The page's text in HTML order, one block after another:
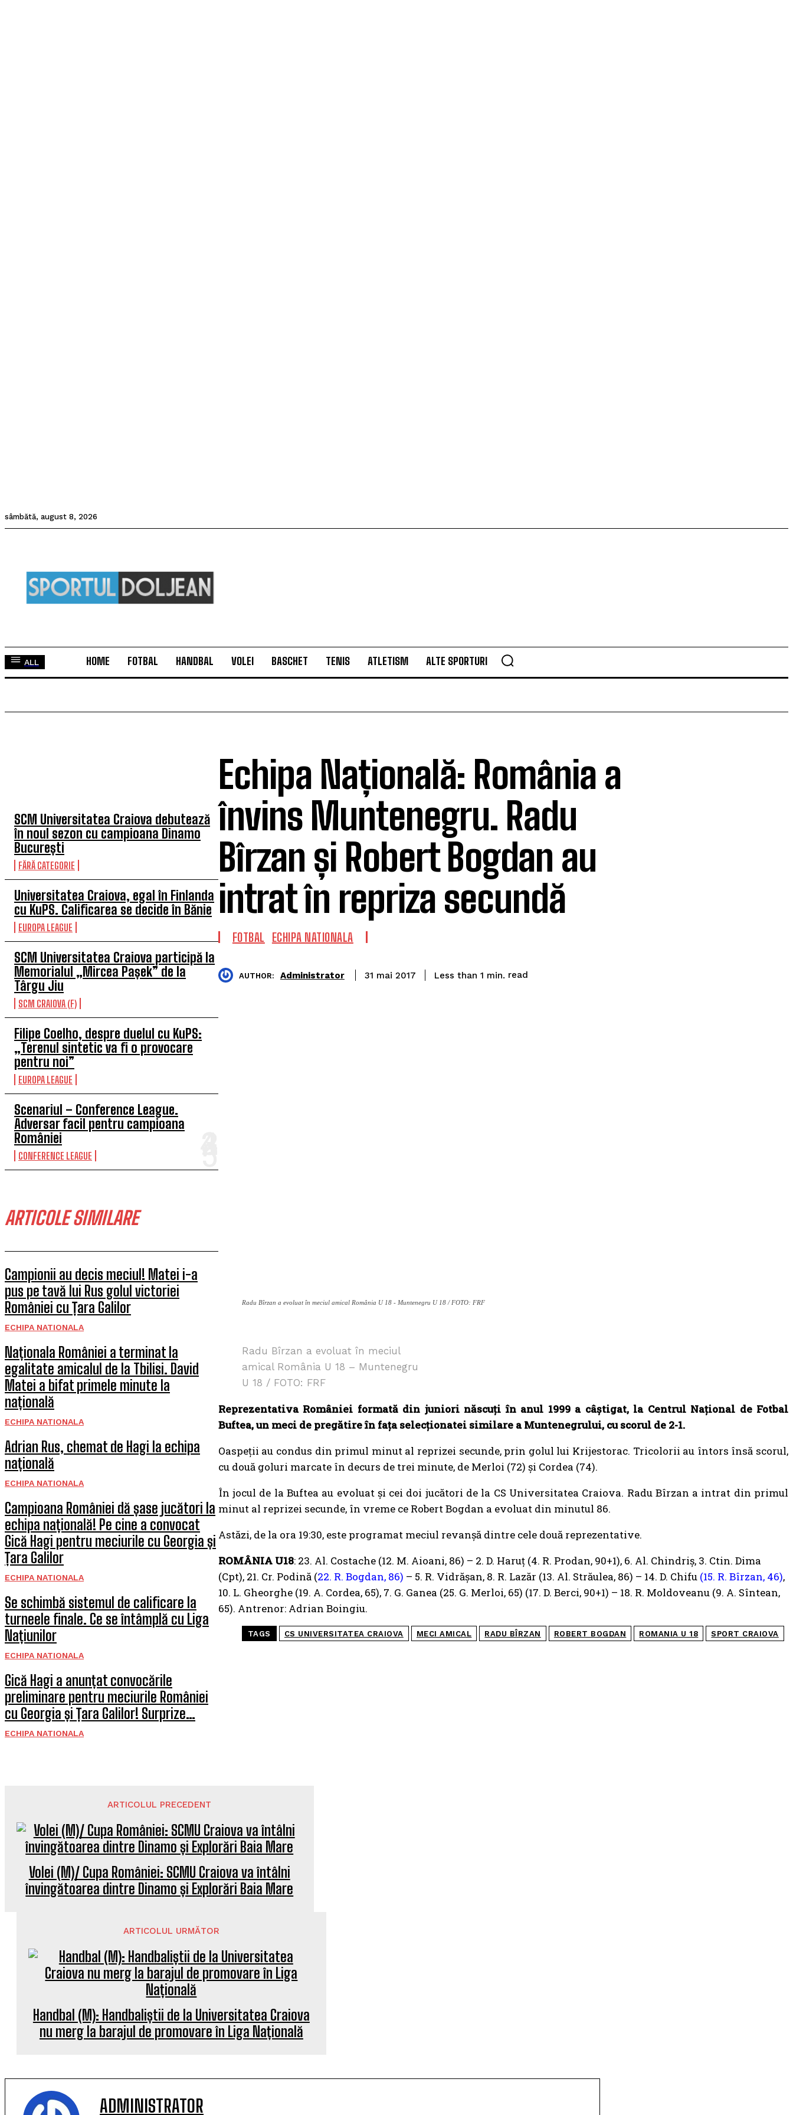
sâmbătă, august 8, 2026
ALL HOME FOTBAL HANDBAL VOLEI BASCHET TENIS ATLETISM ALTE SPORTURI
SCM Universitatea Craiova debutează
în noul sezon cu campioana Dinamo
București
FĂRĂ CATEGORIE
Universitatea Craiova, egal în Finlanda
cu KuPS. Calificarea se decide în Bănie
EUROPA LEAGUE
SCM Universitatea Craiova participă la
Memorialul „Mircea Pașek” de la
Târgu Jiu
SCM CRAIOVA (F)
Filipe Coelho, despre duelul cu KuPS:
„Terenul sintetic va fi o provocare
pentru noi”
EUROPA LEAGUE
Scenariul – Conference League.
Adversar facil pentru campioana
României
CONFERENCE LEAGUE
ARTICOLE SIMILARE
Campionii au decis meciul! Matei i-a
pus pe tavă lui Rus golul victoriei
României cu Țara Galilor
ECHIPA NATIONALA
Naționala României a terminat la
egalitate amicalul de la Tbilisi. David
Matei a bifat primele minute la
națională
ECHIPA NATIONALA
Adrian Rus, chemat de Hagi la echipa
națională
ECHIPA NATIONALA
Campioana României dă șase jucători la
echipa națională! Pe cine a convocat
Gică Hagi pentru meciurile cu Georgia și
Țara Galilor
ECHIPA NATIONALA
Se schimbă sistemul de calificare la
turneele finale. Ce se întâmplă cu Liga
Națiunilor
ECHIPA NATIONALA
Gică Hagi a anunțat convocările
preliminare pentru meciurile României
cu Georgia și Țara Galilor! Surprize…
ECHIPA NATIONALA
Echipa Națională: România a
învins Muntenegru. Radu
Bîrzan și Robert Bogdan au
intrat în repriza secundă
FOTBAL ECHIPA NATIONALA
AUTHOR: Administrator 31 mai 2017 Less than 1 min. read
Radu Bîrzan a evoluat în meciul amical România U 18 - Muntenegru U 18 / FOTO: FRF
Radu Bîrzan a evoluat în meciul
amical România U 18 – Muntenegru
U 18 / FOTO: FRF
Reprezentativa României formată din juniori născuți în anul 1999 a câștigat, la Centrul Național de Fotbal
Buftea, un meci de pregătire în fața selecționatei similare a Muntenegrului, cu scorul de 2-1.
Oaspeții au condus din primul minut al reprizei secunde, prin golul lui Krijestorac. Tricolorii au întors însă scorul,
cu două goluri marcate în decurs de trei minute, de Merloi (72) și Cordea (74).
În jocul de la Buftea au evoluat și cei doi jucători de la CS Universitatea Craiova. Radu Bîrzan a intrat din primul
minut al reprizei secunde, în vreme ce Robert Bogdan a evoluat din minutul 86.
Astăzi, de la ora 19:30, este programat meciul revanșă dintre cele două reprezentative.
ROMÂNIA U18: 23. Al. Costache (12. M. Aioani, 86) – 2. D. Haruț (4. R. Prodan, 90+1), 6. Al. Chindriș, 3. Ctin. Dima
(Cpt), 21. Cr. Podină (22. R. Bogdan, 86) – 5. R. Vidrășan, 8. R. Lazăr (13. Al. Străulea, 86) – 14. D. Chifu (15. R. Bîrzan, 46),
10. L. Gheorghe (19. A. Cordea, 65), 7. G. Ganea (25. G. Merloi, 65) (17. D. Berci, 90+1) – 18. R. Moldoveanu (9. A. Sîntean,
65). Antrenor: Adrian Boingiu.
TAGS CS UNIVERSITATEA CRAIOVA MECI AMICAL RADU BÎRZAN ROBERT BOGDAN ROMANIA U 18 SPORT CRAIOVA
ARTICOLUL PRECEDENT
Volei (M)/ Cupa României: SCMU Craiova va întâlni
învingătoarea dintre Dinamo și Explorări Baia Mare
ARTICOLUL URMĂTOR
Handbal (M): Handbaliștii de la Universitatea Craiova
nu merg la barajul de promovare în Liga Națională
ADMINISTRATOR